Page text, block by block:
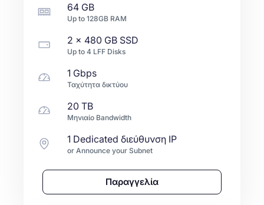
64 GB
Up to 128GB RAM
2 x 480 GB SSD
Up to4 LFF Disks
1 Gbps
Ταχύτητα δικτύου
20 TB
Μηνιαίο Bandwidth
1 Dedicated διεύθυνση IP
or Announce your Subnet
Παραγγελία